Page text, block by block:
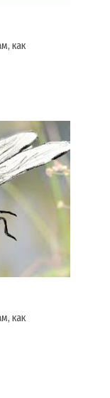
как
как